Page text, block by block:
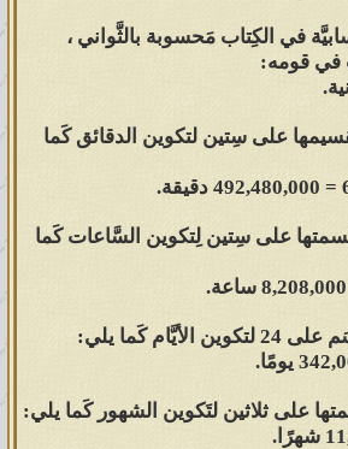
في الكِتاب مَحسوبة بالثَّواني ،
في قومه:
على سِتين لتكوين الدقائق كَما
على سِتين لِتكوين السَّاعات كَما
كَما يلي:
على ثلاثين لتَكوين الشهور كَما يلي: